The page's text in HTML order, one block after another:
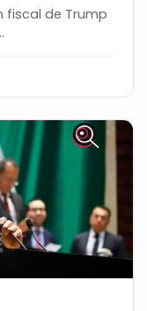
fiscal de Trump